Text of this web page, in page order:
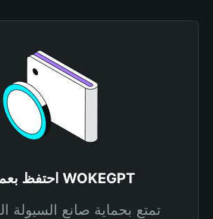
احتفظ بعملات WOKEGPT
تمتع بحماية صانع السيولة